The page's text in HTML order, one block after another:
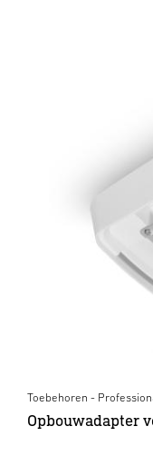
Toebehoren -
Opbouwadapter